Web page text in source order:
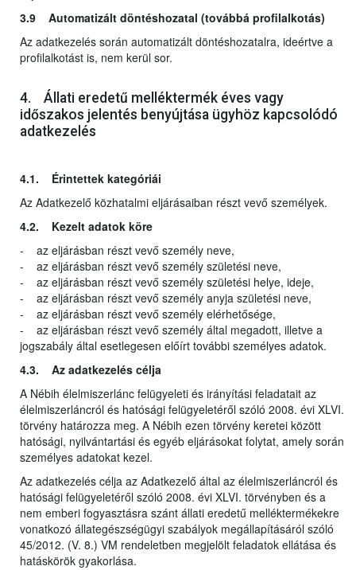
3.9 Automatizált döntéshozatal (továbbá profilalkotás)
Az adatkezelés során automatizált döntéshozatalra, ideértve a
profilalkotást is, nem kerül sor.
4. Állati eredetű melléktermék éves vagy
időszakos jelentés benyújtása ügyhöz kapcsolódó
adatkezelés
4.1. Érintettek kategóriái
Az Adatkezelő közhatalmi eljárásaiban részt vevő személyek.
4.2. Kezelt adatok köre
- az eljárásban részt vevő személy neve,
- az eljárásban részt vevő személy születési neve,
- az eljárásban részt vevő személy születési helye, ideje,
- az eljárásban részt vevő személy anyja születési neve,
- az eljárásban részt vevő személy elérhetősége,
- az eljárásban részt vevő személy által megadott, illetve a
jogszabály által esetlegesen előírt további személyes adatok.
4.3. Az adatkezelés célja
A Nébih élelmiszerlánc felügyeleti és irányítási feladatait az
élelmiszerláncról és hatósági felügyeletéről szóló 2008. évi XLVI.
törvény határozza meg. A Nébih ezen törvény keretei között
hatósági, nyilvántartási és egyéb eljárásokat folytat, amely során
személyes adatokat kezel.
Az adatkezelés célja az Adatkezelő által az élelmiszerláncról és
hatósági felügyeletéről szóló 2008. évi XLVI. törvényben és a
nem emberi fogyasztásra szánt állati eredetű melléktermékekre
vonatkozó állategészségügyi szabályok megállapításáról szóló
45/2012. (V. 8.) VM rendeletben megjelölt feladatok ellátása és
hatáskörök gyakorlása.